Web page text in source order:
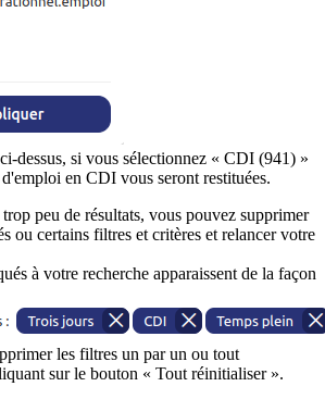
dessus, si vous sélectionnez « CDI (941) »
en CDI vous seront restituées.
peu de résultats, vous pouvez supprimer
ou certains filtres et critères et relancer votre
à votre recherche apparaissent de la façon
les filtres un par un ou tout
sur le bouton « Tout réinitialiser ».